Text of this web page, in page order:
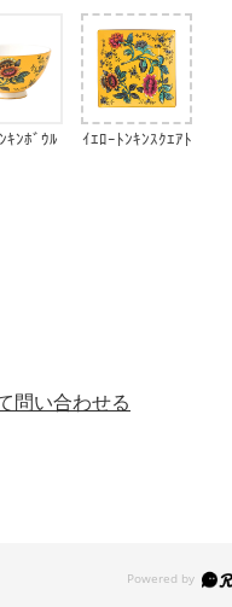
ｷﾝﾎﾞｳﾙ
ｲｴﾛｰﾄﾝｷﾝｽｸｴｱﾄ
問い合わせる